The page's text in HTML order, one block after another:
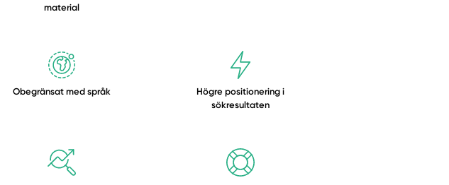
material
Obegränsat med språk
Högre positionering i
sökresultaten